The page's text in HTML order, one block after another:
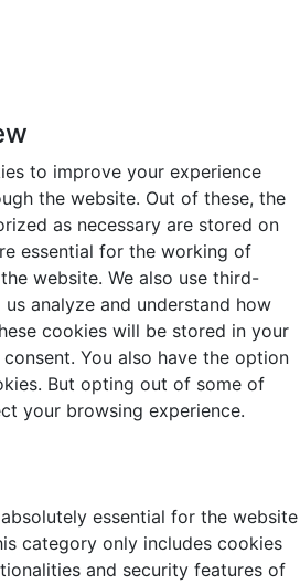
to improve your experience
the website. Out of these, the
as necessary are stored on
essential for the working of
website. We also use third-
analyze and understand how
cookies will be stored in your
You also have the option
But opting out of some of
your browsing experience.
essential for the website
category only includes cookies
and security features of